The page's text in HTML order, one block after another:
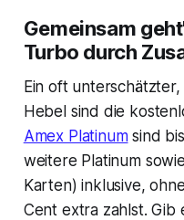
Gemeinsam
Turbo durch
Ein oft
Hebel sind die
Amex Platinumsind
weitere Platinum
Karten) inklusive,
Cent extra zahlst. Gib